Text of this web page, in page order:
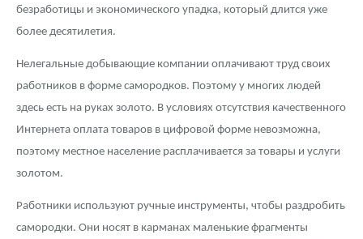
безработицы и экономического упадка, который длится уже
более десятилетия.
Нелегальные добывающие компании оплачивают труд своих
работников в форме самородков. Поэтому у многих людей
здесь есть на руках золото. В условиях отсутствия качественного
Интернета оплата товаров в цифровой форме невозможна,
поэтому местное население расплачивается за товары и услуги
золотом.
Работники используют ручные инструменты, чтобы раздробить
самородки. Они носят в карманах маленькие фрагменты